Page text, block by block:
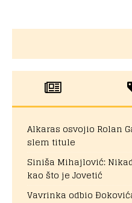
Alkaras osvojio Rolan
slem titule
Siniša Mihajlović:
kao što je Jovetić
Vavrinka odbio